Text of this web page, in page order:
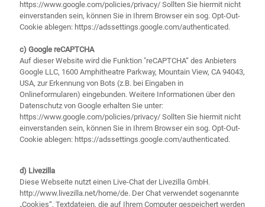
https://www.google.com/policies/privacy/ Sollten Sie hiermit nicht
einverstanden sein, können Sie in Ihrem Browser ein sog. Opt-Out-
Cookie ablegen: https://adssettings.google.com/authenticated.
c) Google reCAPTCHA
Auf dieser Website wird die Funktion "reCAPTCHA“ des Anbieters
Google LLC, 1600 Amphitheatre Parkway, Mountain View, CA 94043,
USA, zur Erkennung von Bots (z.B. bei Eingaben in
Onlineformularen) eingebunden. Weitere Informationen über den
Datenschutz von Google erhalten Sie unter:
https://www.google.com/policies/privacy/ Sollten Sie hiermit nicht
einverstanden sein, können Sie in Ihrem Browser ein sog. Opt-Out-
Cookie ablegen: https://adssettings.google.com/authenticated.
d) Livezilla
Diese Webseite nutzt einen Live-Chat der Livezilla GmbH.
http://www.livezilla.net/home/de. Der Chat verwendet sogenannte
„Cookies“, Textdateien, die auf Ihrem Computer gespeichert werden